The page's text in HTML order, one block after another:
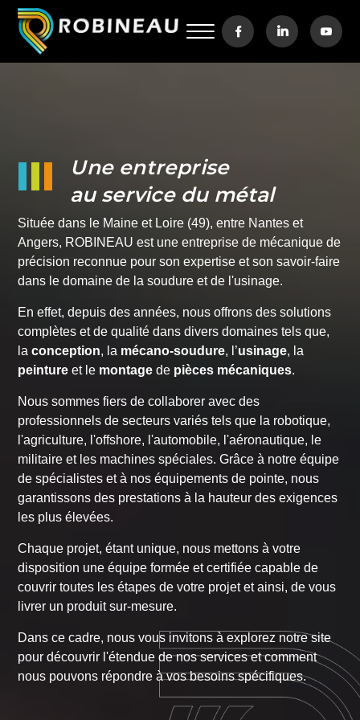
Une entreprise
au service du métal
Située dans le Maine et Loire (49), entre Nantes et
Angers, ROBINEAU est une entreprise de mécanique de
précision reconnue pour son expertise et son savoir-faire
dans le domaine de la soudure et de l'usinage.
En effet, depuis des années, nous offrons des solutions
complètes et de qualité dans divers domaines tels que,
laconception, la mécano-soudure, l’usinage, la
peinture et le montage de pièces mécaniques.
Nous sommes fiers de collaborer avec des
professionnels de secteurs variés tels que la robotique,
l'agriculture, l'offshore, l'automobile, l'aéronautique, le
militaire et les machines spéciales. Grâce à notre équipe
de spécialistes et à nos équipements de pointe, nous
garantissons des prestations à la hauteur des exigences
les plus élevées.
Chaque projet, étant unique, nous mettons à votre
disposition une équipe formée et certifiée capable de
couvrir toutes les étapes de votre projet et ainsi, de vous
livrer un produit sur-mesure.
Dans ce cadre, nous vous invitons à explorez notre site
pour découvrir l'étendue de nos services et comment
nous pouvons répondre à vos besoins spécifiques.